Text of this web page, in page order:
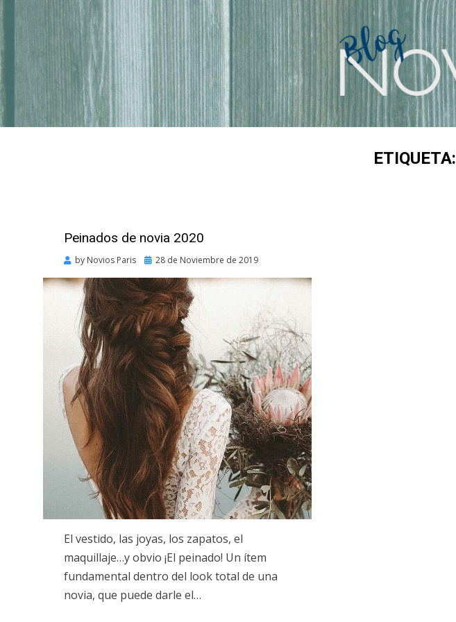
ETIQUETA:
Peinados de novia 2020
by Novios Paris
Posted
28 de Noviembre de 2019
El vestido, las joyas, los zapatos, el
maquillaje…y obvio ¡El peinado! Un ítem
fundamental dentro del look total de una
novia, que puede darle el…